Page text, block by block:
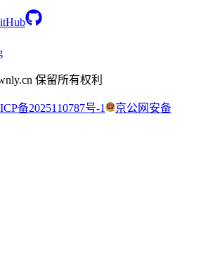
保留所有权利
备2025110787号-1
京公网安备